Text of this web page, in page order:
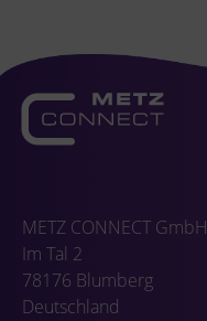
METZ CONNECT GmbH
Im Tal 2
78176 Blumberg
Deutschland